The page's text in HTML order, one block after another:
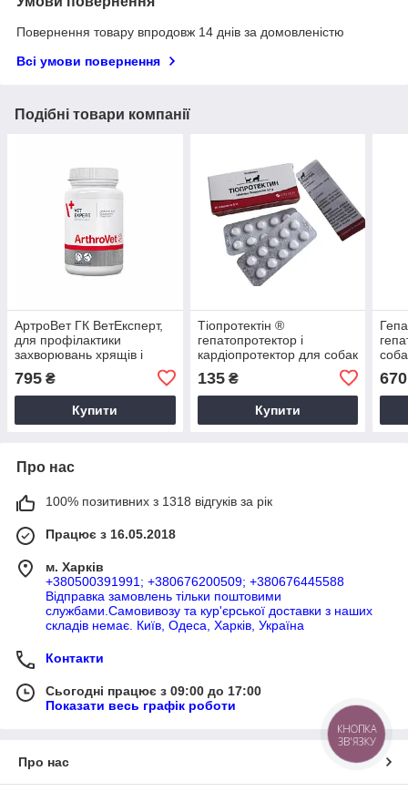
Повернення товару впродовж 14 днів за домовленістю
Всі умови повернення
Подібні товари компанії
АртроВет ГК ВетЕксперт,
для профілактики
захворювань хрящів і
суглобів у собак і кішок, 60
таблеток
795 ₴
Купити
Тіопротектін ®
гепатопротектор і
кардіопротектор для собак
135₴
Купити
670
Про нас
100% позитивних з 1318 відгуків за рік
Працює з 16.05.2018
м. Харків
+380500391991; +380676200509; +380676445588
Відправка замовлень тільки поштовими
службами.Самовивозу та кур'єрської доставки з наших
складів немає. Київ, Одеса, Харків, Україна
Контакти
Сьогодні працює з 09:00 до 17:00
Показати весь графік роботи
Про нас
КНОПКА
ЗВ'ЯЗКУ